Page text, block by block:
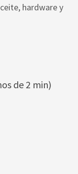
hardware y
de 2 min)